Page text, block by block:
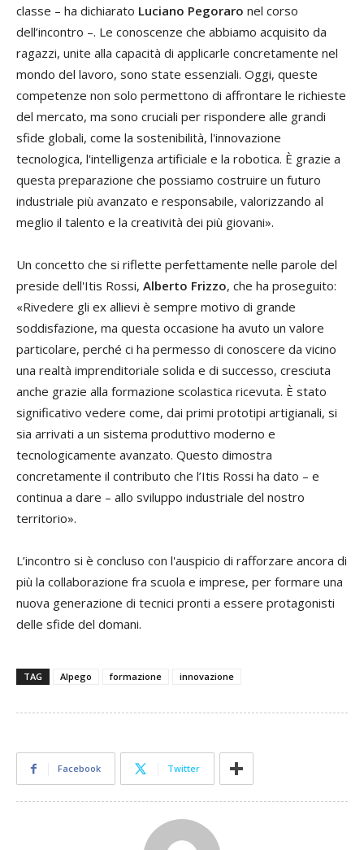
classe – ha dichiarato Luciano Pegoraro nel corso
dell’incontro –. Le conoscenze che abbiamo acquisito da
ragazzi, unite alla capacità di applicarle concretamente nel
mondo del lavoro, sono state essenziali. Oggi, queste
competenze non solo permettono di affrontare le richieste
del mercato, ma sono cruciali per rispondere alle grandi
sfide globali, come la sostenibilità, l'innovazione
tecnologica, l'intelligenza artificiale e la robotica. È grazie a
questa preparazione che possiamo costruire un futuro
industriale più avanzato e responsabile, valorizzando al
meglio il talento e la creatività dei più giovani».
Un concetto che si riflette perfettamente nelle parole del
preside dell'Itis Rossi, Alberto Frizzo, che ha proseguito:
«Rivedere gli ex allievi è sempre motivo di grande
soddisfazione, ma questa occasione ha avuto un valore
particolare, perché ci ha permesso di conoscere da vicino
una realtà imprenditoriale solida e di successo, cresciuta
anche grazie alla formazione scolastica ricevuta. È stato
significativo vedere come, dai primi prototipi artigianali, si
sia arrivati a un sistema produttivo moderno e
tecnologicamente avanzato. Questo dimostra
concretamente il contributo che l’Itis Rossi ha dato – e
continua a dare – allo sviluppo industriale del nostro
territorio».
L’incontro si è concluso con l'auspicio di rafforzare ancora di
più la collaborazione fra scuola e imprese, per formare una
nuova generazione di tecnici pronti a essere protagonisti
delle sfide del domani.
TAG Alpego formazione innovazione
Facebook Twitter